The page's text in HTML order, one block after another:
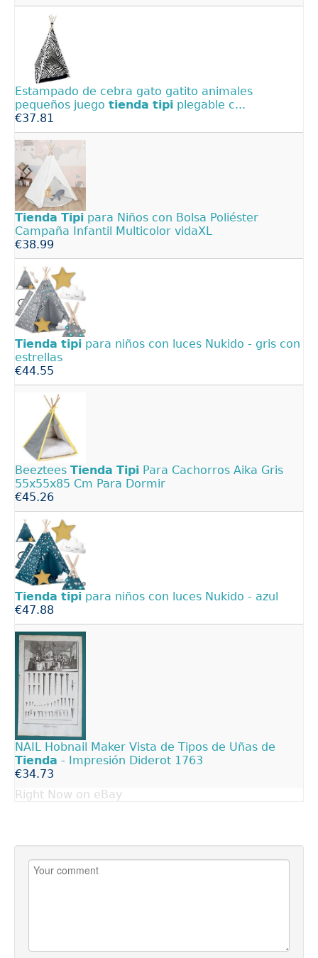
Estampado de cebra gato gatito animales
pequeños juego tienda tipi plegable c...
€37.81
Tienda Tipi para Niños con Bolsa Poliéster
Campaña Infantil Multicolor vidaXL
€38.99
Tienda tipi para niños con luces Nukido - gris con
estrellas
€44.55
Beeztees Tienda Tipi Para Cachorros Aika Gris
55x55x85 Cm Para Dormir
€45.26
Tienda tipi para niños con luces Nukido - azul
€47.88
NAIL Hobnail Maker Vista de Tipos de Uñas de
Tienda - Impresión Diderot 1763
€34.73
Right Now on eBay